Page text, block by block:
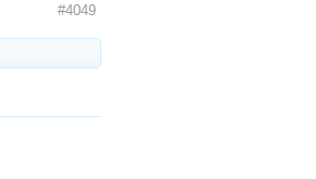
#4049